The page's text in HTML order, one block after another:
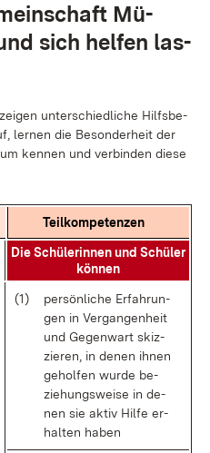
Mü­
sich hel­fen las­
un­ter­schied­li­che Hilfs­be­
ler­nen die Be­son­der­heit der
ken­nen und ver­bin­den die­se
Teil­kom­pe­ten­zen
Die Schü­le­rin­nen und Schü­ler
kön­nen
(1)
per­sön­li­che Er­fah­run­
gen in Ver­gan­gen­heit
und Ge­gen­wart skiz­
zie­ren, in de­nen ih­nen
ge­hol­fen wur­de be­
zie­hungs­wei­se in de­
nen sie ak­tiv Hil­fe er­
hal­ten ha­ben